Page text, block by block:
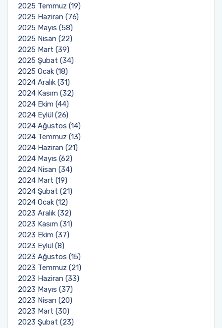
2025 Temmuz (19)
2025 Haziran (76)
2025 Mayıs (58)
2025 Nisan (22)
2025 Mart (39)
2025 Şubat (34)
2025 Ocak (18)
2024 Aralık (31)
2024 Kasım (32)
2024 Ekim (44)
2024 Eylül (26)
2024 Ağustos (14)
2024 Temmuz (13)
2024 Haziran (21)
2024 Mayıs (62)
2024 Nisan (34)
2024 Mart (19)
2024 Şubat (21)
2024 Ocak (12)
2023 Aralık (32)
2023 Kasım (31)
2023 Ekim (37)
2023 Eylül (8)
2023 Ağustos (15)
2023 Temmuz (21)
2023 Haziran (33)
2023 Mayıs (37)
2023 Nisan (20)
2023 Mart (30)
2023 Şubat (23)